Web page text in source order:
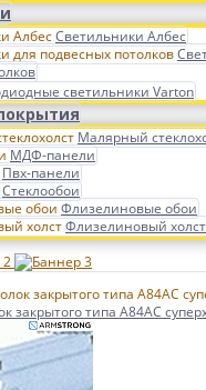
Светильники Албес
светильники Varton
Малярный
МДФ-панели
Пвх-панели
Стеклообои
Флизелиновые обои
Флизелиновый холст
закрытого типа A84AC